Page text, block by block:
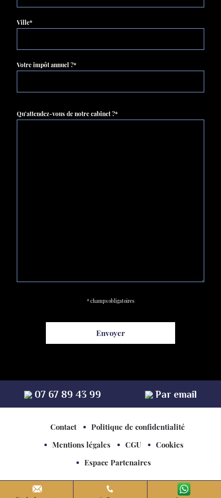
Ville*
Votre impôt annuel ?*
Qu'attendez-vous de notre cabinet ?*
* champs obligatoires
07 67 89 43 99 Par email
Contact
Politique de confidentialité
Mentions légales
CGU
Cookies
Espace Partenaires